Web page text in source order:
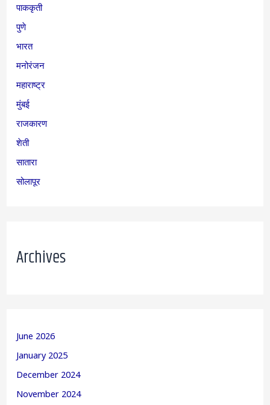
पाककृती
पुणे
भारत
मनोरंजन
महाराष्ट्र
मुंबई
राजकारण
शेती
सातारा
सोलापूर
Archives
June 2026
January 2025
December 2024
November 2024